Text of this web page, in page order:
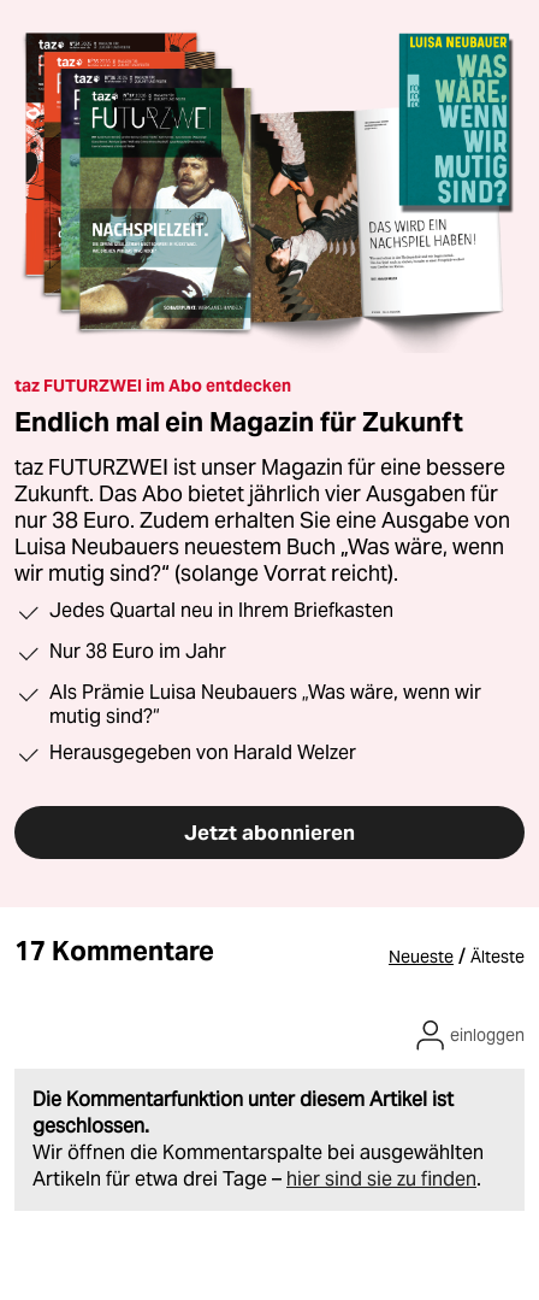
taz FUTURZWEI im Abo entdecken
Endlich mal ein Magazin für Zukunft
taz FUTURZWEI ist unser Magazin für eine bessere
Zukunft. Das Abo bietet jährlich vier Ausgaben für
nur 38 Euro. Zudem erhalten Sie eine Ausgabe von
Luisa Neubauers neuestem Buch „Was wäre, wenn
wir mutig sind?“ (solange Vorrat reicht).
Jedes Quartal neu in Ihrem Briefkasten
Nur 38 Euro im Jahr
Als Prämie Luisa Neubauers „Was wäre, wenn wir
mutig sind?“
Herausgegeben von Harald Welzer
Jetzt abonnieren
17 Kommentare Neueste / Älteste
Die Kommentarfunktion unter diesem Artikel ist
geschlossen.
Wir öffnen die Kommentarspalte bei ausgewählten
Artikeln für etwa drei Tage – hier sind sie zu finden.
einloggen